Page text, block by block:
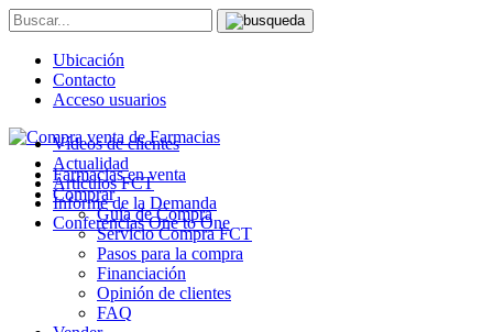
Ubicación
Contacto
Acceso usuarios
Farmacias en venta
Comprar
Guía de Compra
Servicio Compra FCT
Pasos para la compra
Financiación
Opinión de clientes
FAQ
Vídeos de clientes
Actualidad
Artículos FCT
Informe de la Demanda
Conferencias One to One